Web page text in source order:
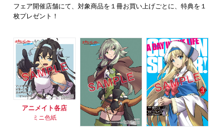
フェア開催店舗にて、対象商品を１冊お買い上げごとに、特典を１
枚プレゼント！
アニメイト各店
ミニ色紙